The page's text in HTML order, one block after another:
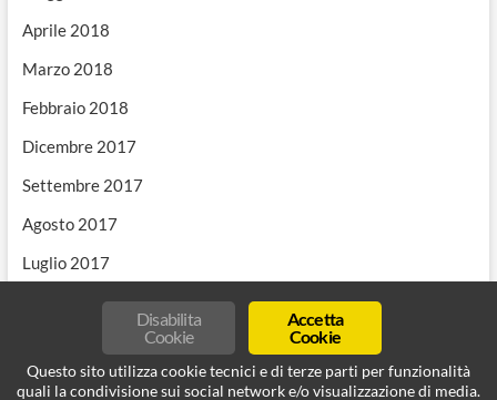
Aprile 2018
Marzo 2018
Febbraio 2018
Dicembre 2017
Settembre 2017
Agosto 2017
Luglio 2017
Disabilita
Cookie
Accetta
Cookie
Questo sito utilizza cookie tecnici e di terze parti per funzionalità
quali la condivisione sui social network e/o visualizzazione di media.